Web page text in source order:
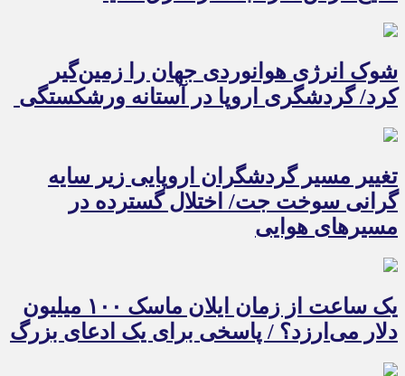
شوک انرژی هوانوردی جهان را زمین‌گیر
کرد/ گردشگری اروپا در آستانه ورشکستگی
تغییر مسیر گردشگران اروپایی زیر سایه
گرانی سوخت جت/ اختلال گسترده در
مسیرهای هوایی
یک ساعت از زمان ایلان ماسک ۱۰۰ میلیون
دلار می‌ارزد؟ / پاسخی برای یک ادعای بزرگ